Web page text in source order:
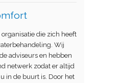
die zich heeft
Wij
adviseurs en hebben
netwerk zodat er altijd
in de buurt is. Door het